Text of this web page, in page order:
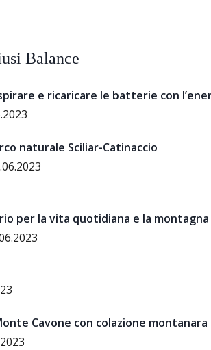
Balance
e ricaricare le batterie con
naturale Sciliar-Catinaccio
per la vita quotidiana e la montagna
Cavone con colazione montanara